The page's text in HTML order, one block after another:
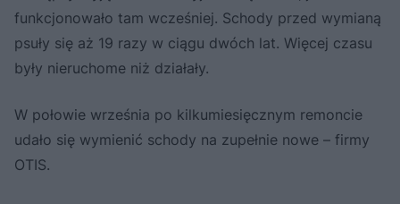
funkcjonowało tam wcześniej. Schody przed wymianą
psuły się aż 19 razy w ciągu dwóch lat. Więcej czasu
były nieruchome niż działały.
W połowie września po kilkumiesięcznym remoncie
udało się wymienić schody na zupełnie nowe – firmy
OTIS.